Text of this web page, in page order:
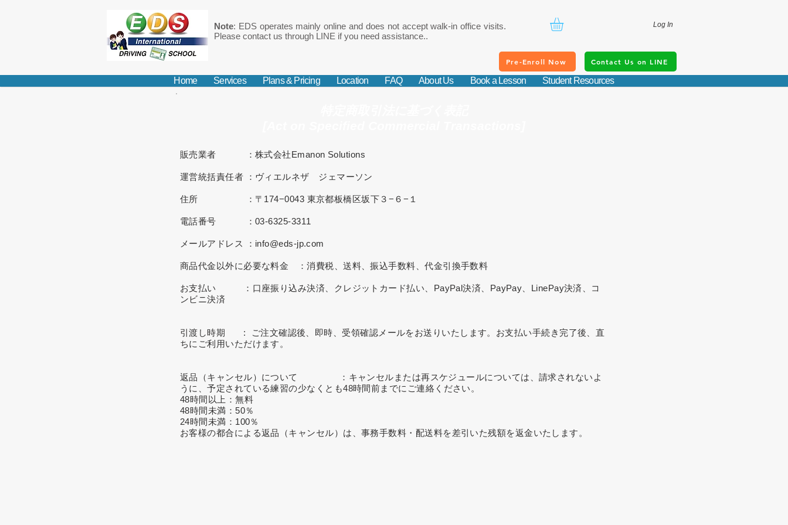
Note: EDS operates mainly online and does not accept walk-in office visits.
Please contact us through LINE if you need assistance..
Log In
Pre-Enroll Now Contact Us on LINE
Home Services Plans & Pricing Location FAQ About Us Book a Lesson Student Resources
販売業者 ：株式会社Emanon Solutions
運営統括責任者 ：ヴィエルネザ ジェマーソン
住所 ：〒174−0043 東京都板橋区坂下３−６−１
電話番号 ：03-6325-3311
メールアドレス ：info@eds-jp.com
商品代金以外に必要な料金 ：消費税、送料、振込手数料、代金引換手数料
お支払い ：口座振り込み決済、クレジットカード払い、PayPal決済、PayPay、LinePay決済、コ
ンビニ決済
引渡し時期 : ご注文確認後、即時、受領確認メールをお送りいたします。お支払い手続き完了後、直
ちにご利用いただけます。
返品（キャンセル）について ：キャンセルまたは再スケジュールについては、請求されないよ
うに、予定されている練習の少なくとも48時間前までにご連絡ください。
48時間以上：無料
48時間未満：50％
24時間未満：100％
お客様の都合による返品（キャンセル）は、事務手数料・配送料を差引いた残額を返金いたします。